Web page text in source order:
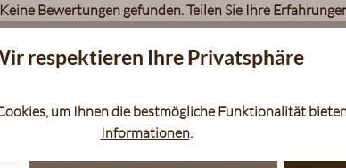
Keine Bewertungen gefunden. Teilen Sie Ihre
respektieren Ihre Privatsphäre
um Ihnen die bestmögliche Funktionalität
Informationen.